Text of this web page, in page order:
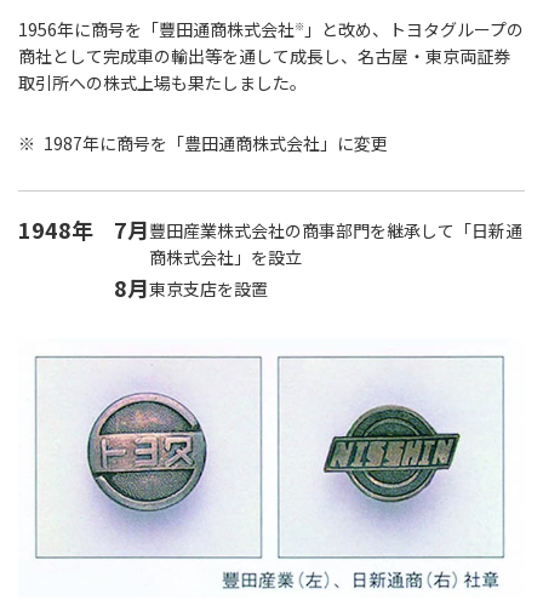
1956年に商号を「豐田通商株式会社※ 」と改め、トヨタグループの
商社として完成車の輸出等を通して成長し、名古屋・東京両証券
取引所への株式上場も果たしました。
※ 1987年に商号を「豊田通商株式会社」に変更
1948年 7月豐田産業株式会社の商事部門を継承して「日新通
商株式会社」を設立
8月東京支店を設置